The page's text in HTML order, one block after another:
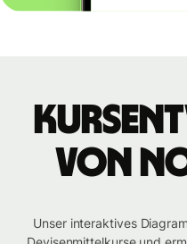
von
Unser interaktives